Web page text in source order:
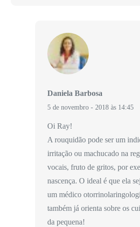
Daniela Barbosa
5 de novembro - 2018 às 14:45
Oi Ray!
A rouquidão pode ser um
irritação ou machucado na
vocais, fruto de gritos, por
nascença. O ideal é que ela
um médico
também já orienta sobre os
da pequena!